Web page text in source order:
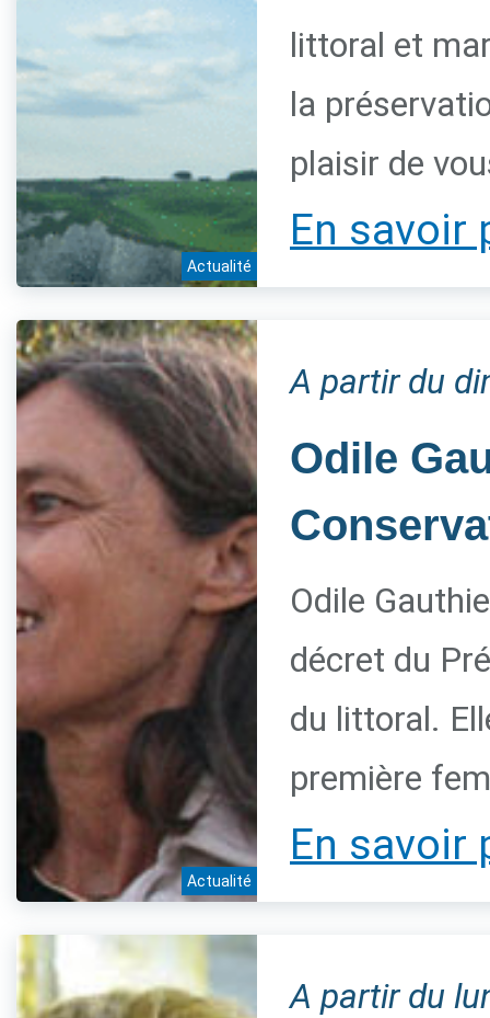
Actualité
littoral et
la
plaisir de
En savoir
Actualité
A partir du
Odile
Odile
décret du
du littoral.
première
En savoir
A partir du